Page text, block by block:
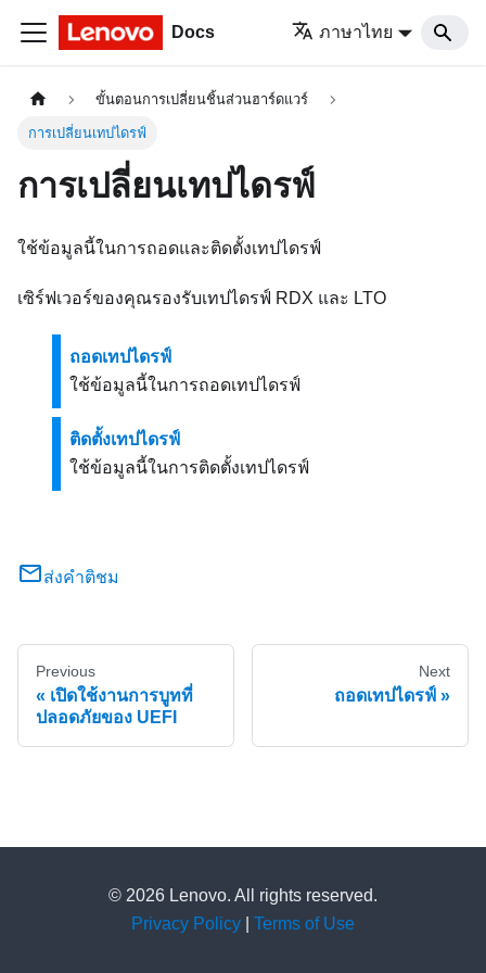
Docs ภาษาไทย
ขั้นตอนการเปลี่ยนชิ้นส่วนฮาร์ดแวร์
การเปลี่ยนเทปไดรฟ์
การเปลี่ยนเทปไดรฟ์
ใช้ข้อมูลนี้ในการถอดและติดตั้งเทปไดรฟ์
เซิร์ฟเวอร์ของคุณรองรับเทปไดรฟ์ RDX และ LTO
ถอดเทปไดรฟ์
ใช้ข้อมูลนี้ในการถอดเทปไดรฟ์
ติดตั้งเทปไดรฟ์
ใช้ข้อมูลนี้ในการติดตั้งเทปไดรฟ์
ส่งคำติชม
Previous
เปิดใช้งานการบูทที่
ปลอดภัยของ UEFI
Next
ถอดเทปไดรฟ์
© 2026 Lenovo. All rights reserved.
Privacy Policy
Terms of Use